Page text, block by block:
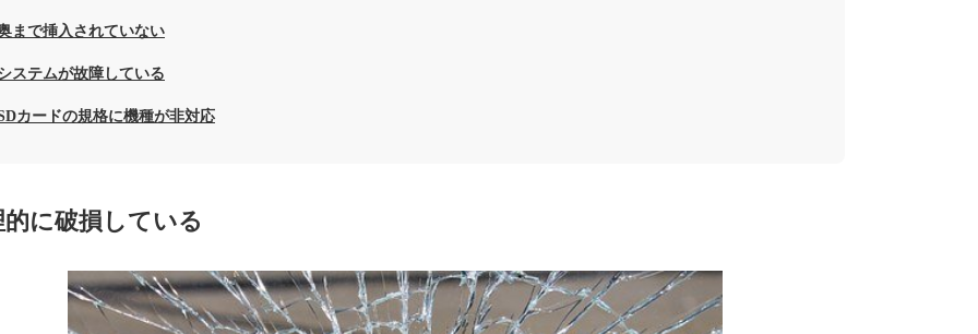
まで挿入されていない
ステムが故障している
カードの規格に機種が非対応
的に破損している